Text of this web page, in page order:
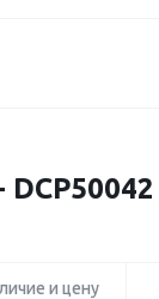
и цену